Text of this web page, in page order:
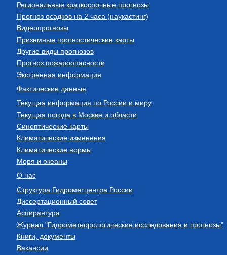
Региональные краткосрочные прогнозы
Прогноз осадков на 2 часа (наукастинг)
Видеопрогнозы
Приземные прогностические карты
Другие виды прогнозов
Прогноз пожароопасности
Экстренная информация
Фактические данные
Текущая информация по России и миру
Текущая погода в Москве и области
Синоптические карты
Климатические изменения
Климатические нормы
Моря и океаны
О нас
Структура Гидрометцентра России
Диссертационный совет
Аспирантура
Журнал "Гидрометеорологические исследования и прогнозы"
Книги, документы
Вакансии